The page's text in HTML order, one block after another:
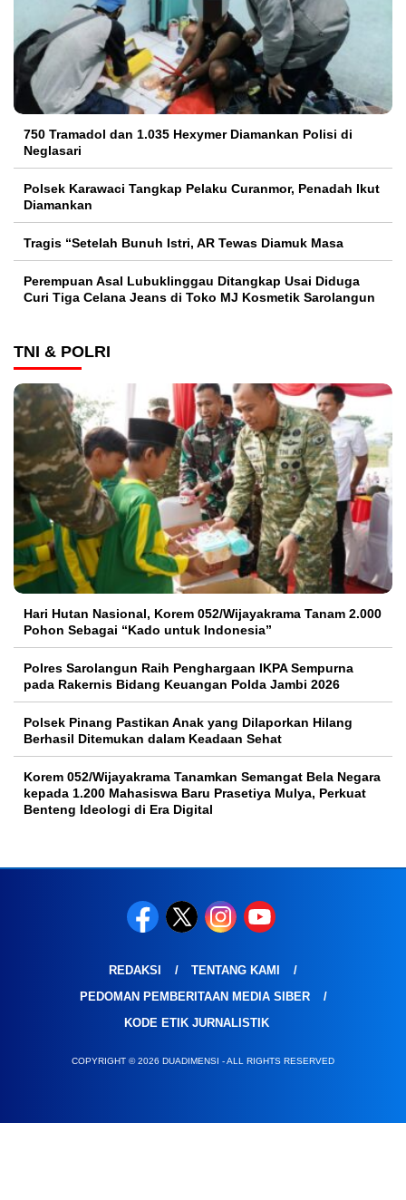
750 Tramadol dan 1.035 Hexymer Diamankan Polisi di
Neglasari
Polsek Karawaci Tangkap Pelaku Curanmor, Penadah Ikut
Diamankan
Tragis “Setelah Bunuh Istri, AR Tewas Diamuk Masa
Perempuan Asal Lubuklinggau Ditangkap Usai Diduga
Curi Tiga Celana Jeans di Toko MJ Kosmetik Sarolangun
TNI & POLRI
Hari Hutan Nasional, Korem 052/Wijayakrama Tanam 2.000
Pohon Sebagai “Kado untuk Indonesia”
Polres Sarolangun Raih Penghargaan IKPA Sempurna
pada Rakernis Bidang Keuangan Polda Jambi 2026
Polsek Pinang Pastikan Anak yang Dilaporkan Hilang
Berhasil Ditemukan dalam Keadaan Sehat
Korem 052/Wijayakrama Tanamkan Semangat Bela Negara
kepada 1.200 Mahasiswa Baru Prasetiya Mulya, Perkuat
Benteng Ideologi di Era Digital
REDAKSI
TENTANG KAMI
PEDOMAN PEMBERITAAN MEDIA SIBER
KODE ETIK JURNALISTIK
COPYRIGHT © 2026 DUADIMENSI - ALL RIGHTS RESERVED